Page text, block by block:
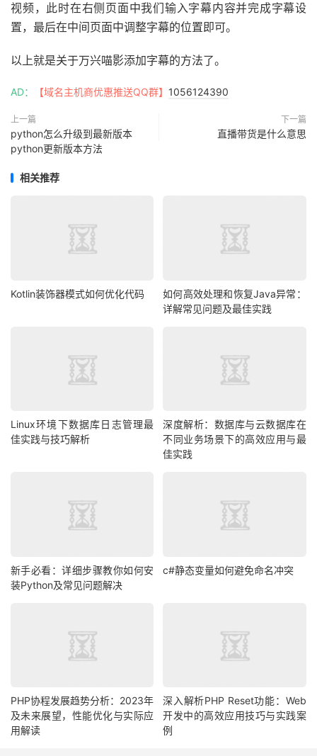
视频，此时在右侧页面中我们输入字幕内容并完成字幕设
置，最后在中间页面中调整字幕的位置即可。
以上就是关于万兴喵影添加字幕的方法了。
AD： 【域名主机商优惠推送QQ群】 1056124390
上一篇
python怎么升级到最新版本
python更新版本方法
下一篇
直播带货是什么意思
相关推荐
Kotlin装饰器模式如何优化代码
如何高效处理和恢复Java异常：
详解常见问题及最佳实践
Linux环境下数据库日志管理最
佳实践与技巧解析
深度解析：数据库与云数据库在
不同业务场景下的高效应用与最
佳实践
新手必看：详细步骤教你如何安
装Python及常见问题解决
c#静态变量如何避免命名冲突
PHP协程发展趋势分析：2023年
及未来展望，性能优化与实际应
用解读
深入解析PHP Reset功能：Web
开发中的高效应用技巧与实践案
例